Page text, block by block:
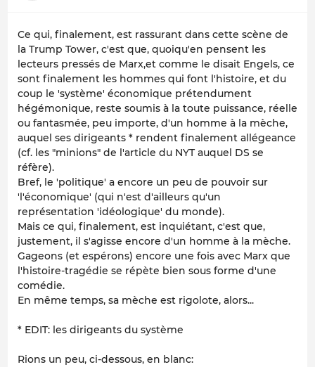
Ce qui, finalement, est rassurant dans cette scène de
la Trump Tower, c'est que, quoiqu'en pensent les
lecteurs pressés de Marx,et comme le disait Engels, ce
sont finalement les hommes qui font l'histoire, et du
coup le 'système' économique prétendument
hégémonique, reste soumis à la toute puissance, réelle
ou fantasmée, peu importe, d'un homme à la mèche,
auquel ses dirigeants * rendent finalement allégeance
(cf. les "minions" de l'article du NYT auquel DS se
réfère).
Bref, le 'politique' a encore un peu de pouvoir sur
'l'économique' (qui n'est d'ailleurs qu'un
représentation 'idéologique' du monde).
Mais ce qui, finalement, est inquiétant, c'est que,
justement, il s'agisse encore d'un homme à la mèche.
Gageons (et espérons) encore une fois avec Marx que
l'histoire-tragédie se répète bien sous forme d'une
comédie.
En même temps, sa mèche est rigolote, alors...
* EDIT: les dirigeants du système
Rions un peu, ci-dessous, en blanc: